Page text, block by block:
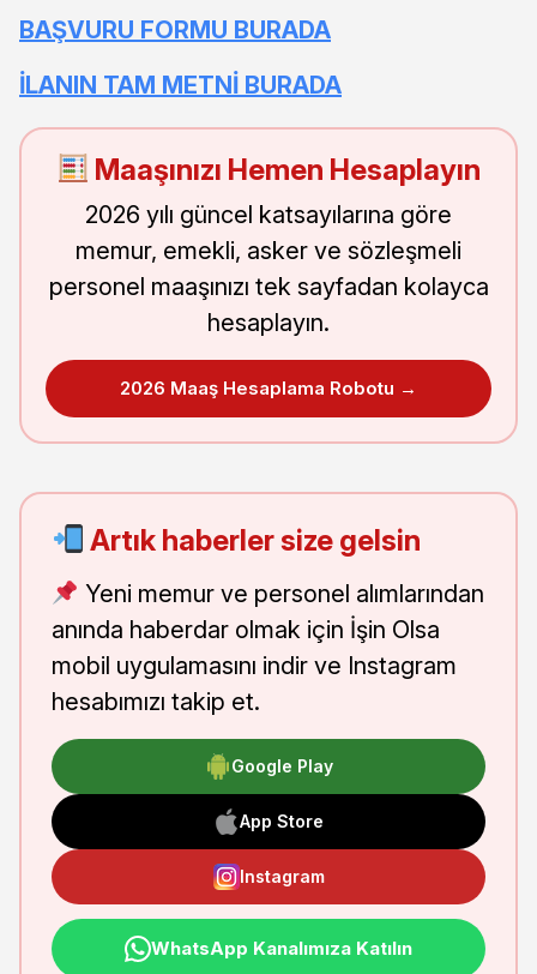
BAŞVURU FORMU BURADA
İLANIN TAM METNİ BURADA
Maaşınızı Hemen Hesaplayın
2026 yılı güncel katsayılarına göre
memur, emekli, asker ve sözleşmeli
personel maaşınızı tek sayfadan kolayca
hesaplayın.
2026 Maaş Hesaplama Robotu →
Artık haberler size gelsin
Yeni memur ve personel alımlarından
anında haberdar olmak için İşin Olsa
mobil uygulamasını indir ve Instagram
hesabımızı takip et.
Google Play
App Store
Instagram
WhatsApp Kanalımıza Katılın